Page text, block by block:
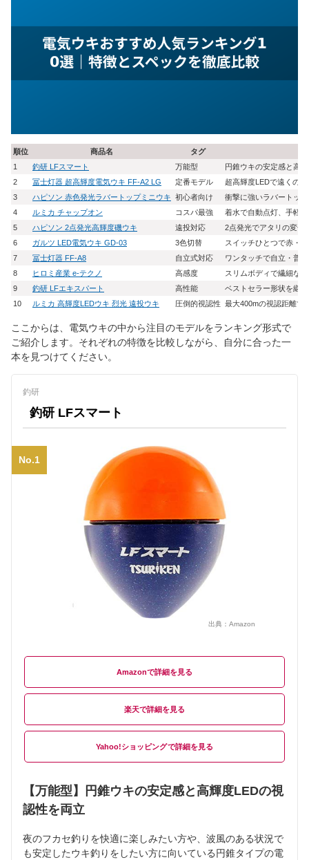
順位 商品名
タグ
1
釣研 LFスマート 万能型
円錐ウキの安定感と高
2
冨士灯器 超高輝度電気ウキ FF-A2 LG 定番モデル
超高輝度LEDで遠くの
3
ハピソン 赤色発光ラバートップミニウキ 初心者向け
衝撃に強いラバートッ
4
ルミカ チャップオン コスパ最強
着水で自動点灯、手軽
5
ハピソン 2点発光高輝度磯ウキ 遠投対応
2点発光でアタリの変化
6
ガルツ LED電気ウキ GD-03 3色切替
スイッチひとつで赤・
7
冨士灯器 FF-A8 自立式対応
ワンタッチで自立・普
8
ヒロミ産業 e-テクノ 高感度
スリムボディで繊細な
9
釣研 LFエキスパート 高性能
ベストセラー形状を継
10
ルミカ 高輝度LEDウキ 烈光 遠投ウキ 圧倒的視認性 最大400mの視認距離で
ここからは、電気ウキの中から注目のモデルをランキング形式で
ご紹介します。それぞれの特徴を比較しながら、自分に合った一
本を見つけてください。
釣研
釣研 LFスマート
No.1
出典： Amazon
Amazon
楽天
Yahoo!ショッピング
【万能型】円錐ウキの安定感と高輝度LEDの視
認性を両立
夜のフカセ釣りを快適に楽しみたい方や、波風のある状況で
も安定したウキ釣りをしたい方に向いている円錐タイプの電